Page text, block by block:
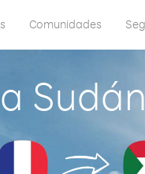
Comunidades